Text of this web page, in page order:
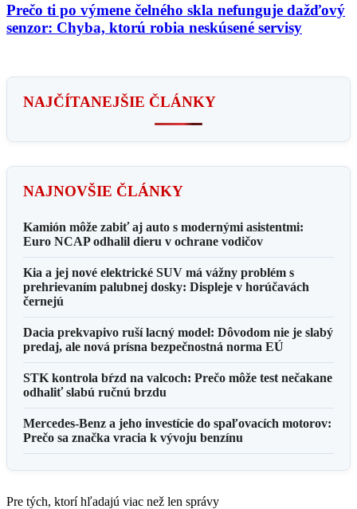
Prečo ti po výmene čelného skla nefunguje dažďový
senzor: Chyba, ktorú robia neskúsené servisy
NAJČÍTANEJŠIE ČLÁNKY
NAJNOVŠIE ČLÁNKY
Kamión môže zabiť aj auto s modernými asistentmi:
Euro NCAP odhalil dieru v ochrane vodičov
Kia a jej nové elektrické SUV má vážny problém s
prehrievaním palubnej dosky: Displeje v horúčavách
černejú
Dacia prekvapivo ruší lacný model: Dôvodom nie je slabý
predaj, ale nová prísna bezpečnostná norma EÚ
STK kontrola bŕzd na valcoch: Prečo môže test nečakane
odhaliť slabú ručnú brzdu
Mercedes-Benz a jeho investície do spaľovacích motorov:
Prečo sa značka vracia k vývoju benzínu
Pre tých, ktorí hľadajú viac než len správy